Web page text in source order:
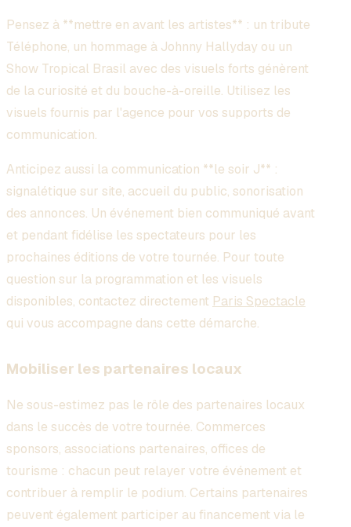
Pensez à **mettre en avant les artistes** : un tribute
Téléphone, un hommage à Johnny Hallyday ou un
Show Tropical Brasil avec des visuels forts génèrent
de la curiosité et du bouche-à-oreille. Utilisez les
visuels fournis par l'agence pour vos supports de
communication.
Anticipez aussi la communication **le soir J** :
signalétique sur site, accueil du public, sonorisation
des annonces. Un événement bien communiqué avant
et pendant fidélise les spectateurs pour les
prochaines éditions de votre tournée. Pour toute
question sur la programmation et les visuels
disponibles, contactez directement Paris Spectacle
qui vous accompagne dans cette démarche.
Mobiliser les partenaires locaux
Ne sous-estimez pas le rôle des partenaires locaux
dans le succès de votre tournée. Commerces
sponsors, associations partenaires, offices de
tourisme : chacun peut relayer votre événement et
contribuer à remplir le podium. Certains partenaires
peuvent également participer au financement via le